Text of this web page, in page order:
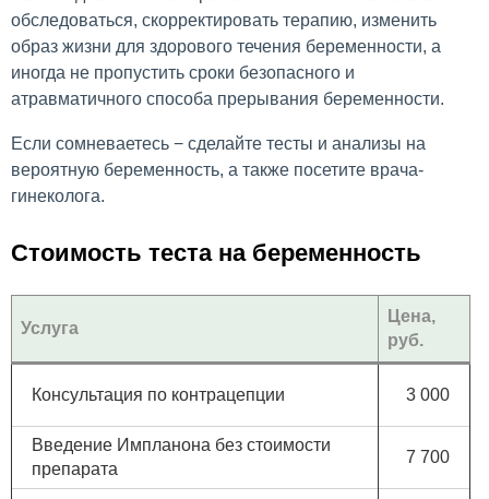
обследоваться, скорректировать терапию, изменить
образ жизни для здорового течения беременности, а
иногда не пропустить сроки безопасного и
атравматичного способа прерывания беременности.
Если сомневаетесь − сделайте тесты и анализы на
вероятную беременность, а также посетите врача-
гинеколога.
Стоимость теста на беременность
Услуга
Цена,
руб.
Консультация по контрацепции 3 000
Введение Импланона без стоимости
препарата
7 700